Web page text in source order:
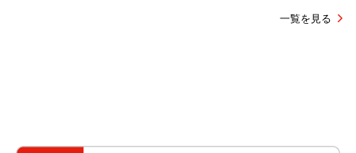
一覧を見る